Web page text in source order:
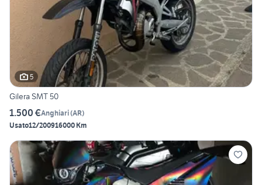
5
Gilera SMT 50
1.500 €Anghiari(AR)
Usato12/200916000 Km